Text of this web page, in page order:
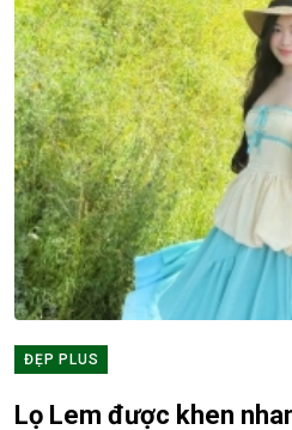
ĐẸP PLUS
Lọ Lem được khen